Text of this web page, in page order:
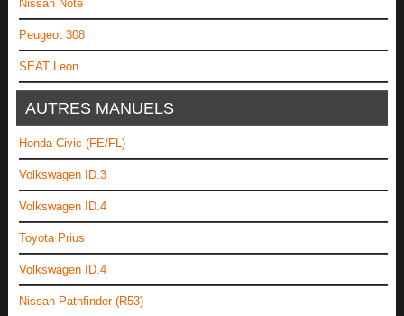
Nissan Note
Peugeot 308
SEAT Leon
AUTRES MANUELS
Honda Civic (FE/FL)
Volkswagen ID.3
Volkswagen ID.4
Toyota Prius
Volkswagen ID.4
Nissan Pathfinder (R53)